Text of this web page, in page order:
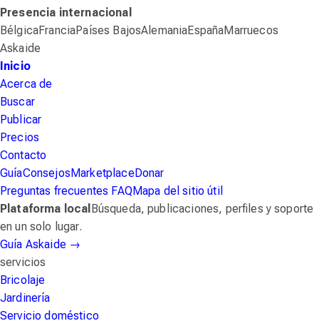
Presencia internacional
BélgicaFranciaPaíses BajosAlemaniaEspañaMarruecos
Askaide
Inicio
Acerca de
Buscar
Publicar
Precios
Contacto
GuíaConsejosMarketplaceDonar
Preguntas frecuentes FAQMapa del sitioútil
Plataforma local Búsqueda, publicaciones, perfiles y soporte
en un solo lugar.
Guía Askaide →
servicios
Bricolaje
Jardinería
Servicio doméstico